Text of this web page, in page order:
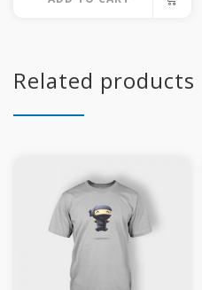
Related products